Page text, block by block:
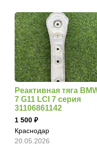
Реактивная тяга
7 G11 LCI 7 серия
31106861142
1 500
Краснодар
20.05.2026